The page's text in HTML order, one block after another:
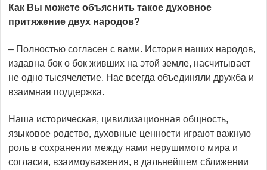
Как Вы можете объяснить такое духовное
притяжение двух народов?
– Полностью согласен с вами. История наших народов,
издавна бок о бок живших на этой земле, насчитывает
не одно тысячелетие. Нас всегда объединяли дружба и
взаимная поддержка.
Наша историческая, цивилизационная общность,
языковое родство, духовные ценности играют важную
роль в сохранении между нами нерушимого мира и
согласия, взаимоуважения, в дальнейшем сближении